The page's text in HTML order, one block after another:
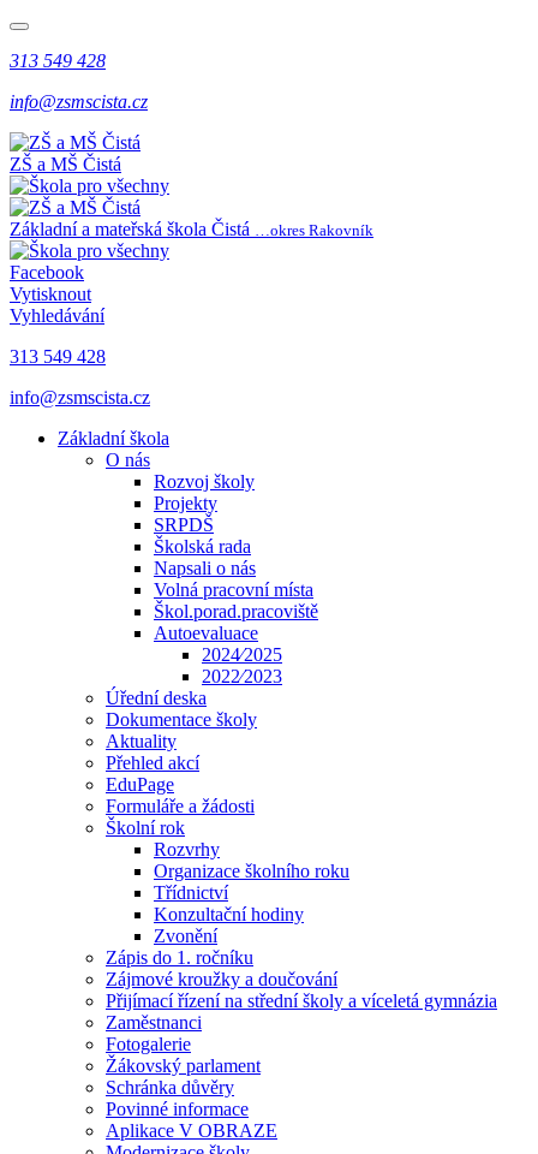
313 549 428
info@zsmscista.cz
ZŠ a MŠ Čistá
Základní a mateřská škola Čistá …okres Rakovník
Facebook
Vytisknout
Vyhledávání
313 549 428
info@zsmscista.cz
Základní škola
O nás
Rozvoj školy
Projekty
SRPDŠ
Školská rada
Napsali o nás
Volná pracovní místa
Škol.porad.pracoviště
Autoevaluace
2024⁄2025
2022⁄2023
Úřední deska
Dokumentace školy
Aktuality
Přehled akcí
EduPage
Formuláře a žádosti
Školní rok
Rozvrhy
Organizace školního roku
Třídnictví
Konzultační hodiny
Zvonění
Zápis do 1. ročníku
Zájmové kroužky a doučování
Přijímací řízení na střední školy a víceletá gymnázia
Zaměstnanci
Fotogalerie
Žákovský parlament
Schránka důvěry
Povinné informace
Aplikace V OBRAZE